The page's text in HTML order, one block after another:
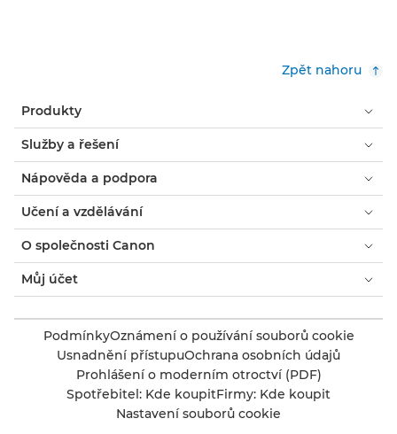
Zpět nahoru
Produkty
Služby a řešení
Nápověda a podpora
Učení a vzdělávání
O společnosti Canon
Můj účet
PodmínkyOznámení o používání souborů cookie
Usnadnění přístupuOchrana osobních údajů
Prohlášení o moderním otroctví (PDF)
Spotřebitel: Kde koupitFirmy: Kde koupit
Nastavení souborů cookie